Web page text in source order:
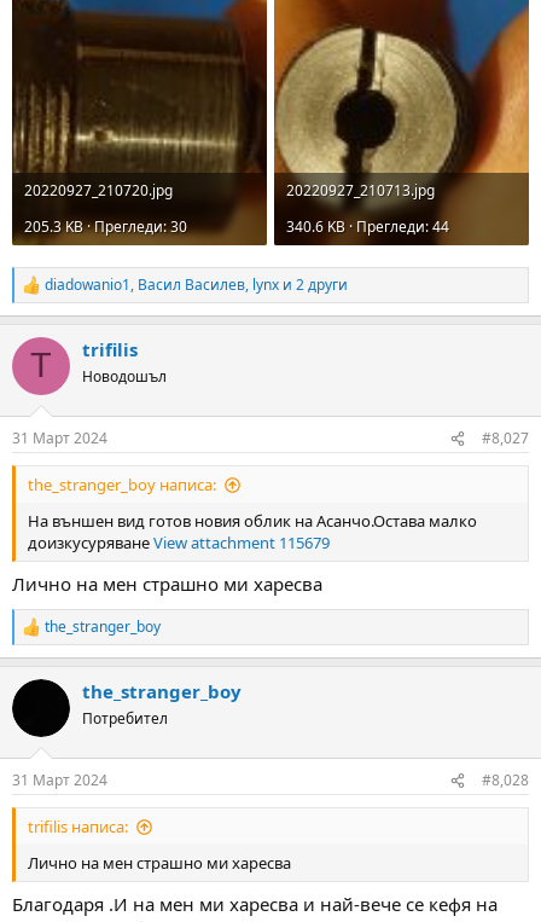
20220927_210720.jpg
205.3 KB · Прегледи: 30
20220927_210713.jpg
340.6 KB · Прегледи: 44
R
e
c
i
s
:
diadowanio1, Васил Василев, lynx и 2 други
T trifilis
Новодошъл
31 Март 2024 #8,027
the_stranger_boy написа:
На външен вид готов новия облик на Асанчо.Остава малко
доизкусуряванеView attachment 115679
Лично на мен страшно ми харесва
R
e
c
i
s
:
the_stranger_boy
the_stranger_boy
Потребител
31 Март 2024 #8,028
trifilis написа:
Лично на мен страшно ми харесва
Благодаря .И на мен ми харесва и най-вече се кефя на